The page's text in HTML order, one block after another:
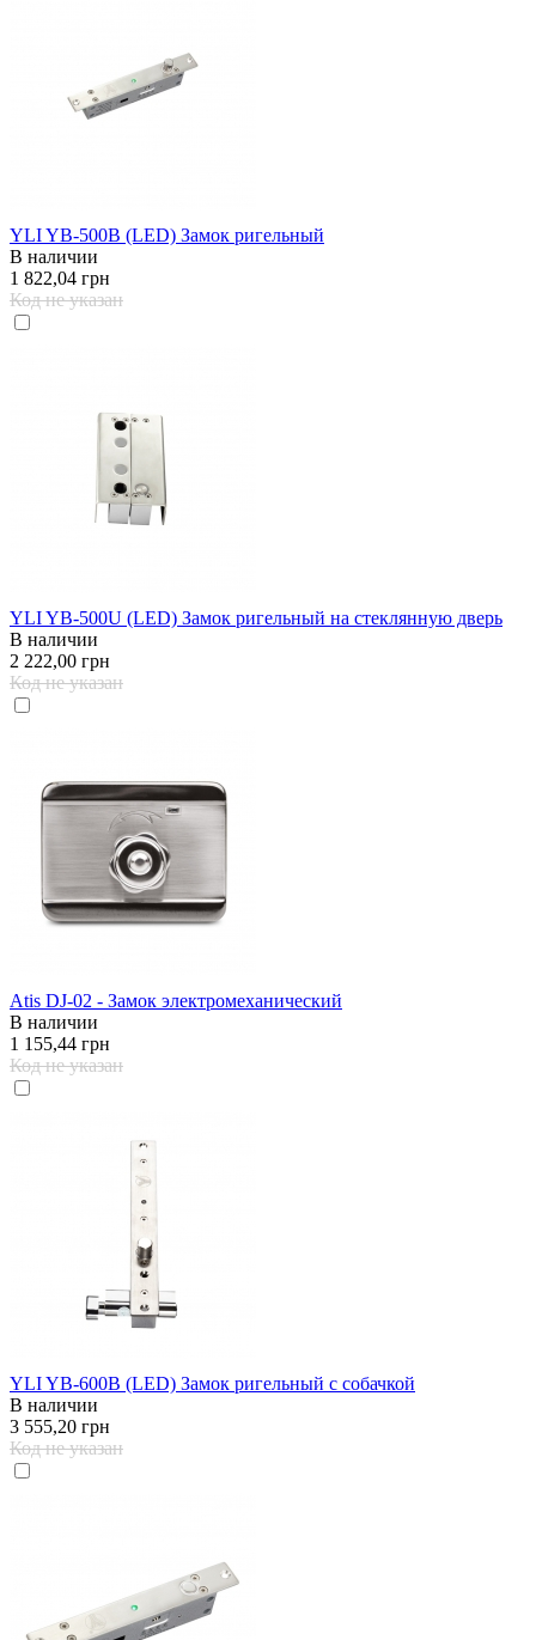
YLI YB-500B (LED) Замок ригельный
В наличии
1 822,04 грн
Код не указан
YLI YB-500U (LED) Замок ригельный на стеклянную дверь
В наличии
2 222,00 грн
Код не указан
Atis DJ-02 - Замок электромеханический
В наличии
1 155,44 грн
Код не указан
YLI YB-600B (LED) Замок ригельный с собачкой
В наличии
3 555,20 грн
Код не указан